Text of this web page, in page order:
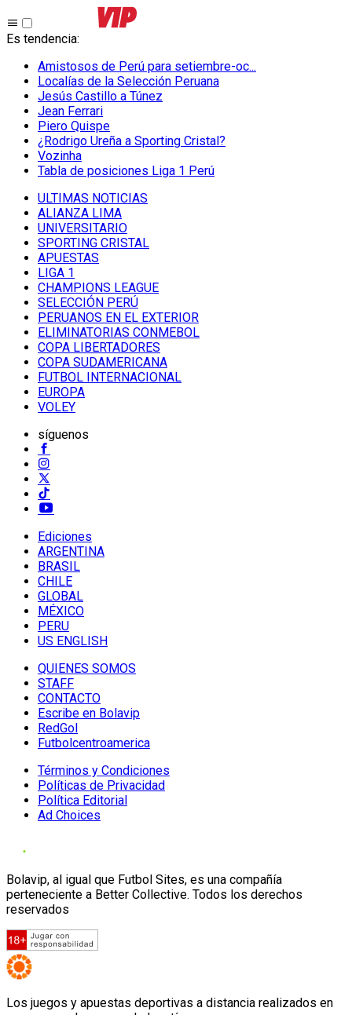
Es tendencia:
Amistosos de Perú para setiembre-oc...
Localías de la Selección Peruana
Jesús Castillo a Túnez
Jean Ferrari
Piero Quispe
¿Rodrigo Ureña a Sporting Cristal?
Vozinha
Tabla de posiciones Liga 1 Perú
ULTIMAS NOTICIAS
ALIANZA LIMA
UNIVERSITARIO
SPORTING CRISTAL
APUESTAS
LIGA 1
CHAMPIONS LEAGUE
SELECCIÓN PERÚ
PERUANOS EN EL EXTERIOR
ELIMINATORIAS CONMEBOL
COPA LIBERTADORES
COPA SUDAMERICANA
FUTBOL INTERNACIONAL
EUROPA
VOLEY
síguenos
Ediciones
ARGENTINA
BRASIL
CHILE
GLOBAL
MÉXICO
PERU
US ENGLISH
QUIENES SOMOS
STAFF
CONTACTO
Escribe en Bolavip
RedGol
Futbolcentroamerica
Términos y Condiciones
Políticas de Privacidad
Política Editorial
Ad Choices
Bolavip, al igual que Futbol Sites, es una compañía
perteneciente a Better Collective. Todos los derechos
reservados
Los juegos y apuestas deportivas a distancia realizados en